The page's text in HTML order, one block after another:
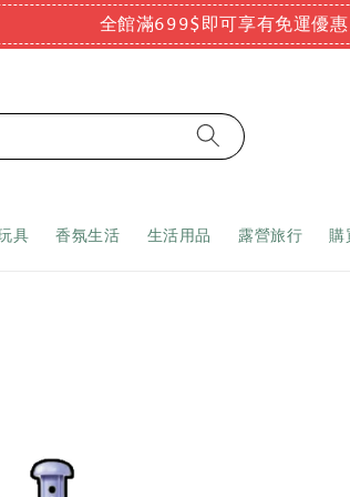
全館滿699$即可享有免運優惠
具 香氛生活 生活用品 露營旅行 購